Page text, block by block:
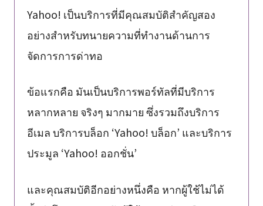
Yahoo! เป็นบริการที่มีคุณสมบัติสำคัญสอง
อย่างสำหรับทนายความที่ทำงานด้านการ
จัดการการด่าทอ
ข้อแรกคือ มันเป็นบริการพอร์ทัลที่มีบริการ
หลากหลาย จริงๆ มากมาย ซึ่งรวมถึงบริการ
อีเมล บริการบล็อก ‘Yahoo! บล็อก’ และบริการ
ประมูล ‘Yahoo! ออกชั่น’
และคุณสมบัติอีกอย่างหนึ่งคือ หากผู้ใช้ไม่ได้